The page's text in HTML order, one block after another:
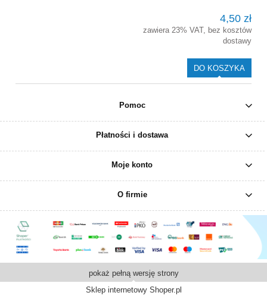
4,50 zł
zawiera 23% VAT, bez kosztów
dostawy
DO KOSZYKA
Pomoc
Płatności i dostawa
Moje konto
O firmie
pokaż pełną wersję strony
Sklep internetowy Shoper.pl